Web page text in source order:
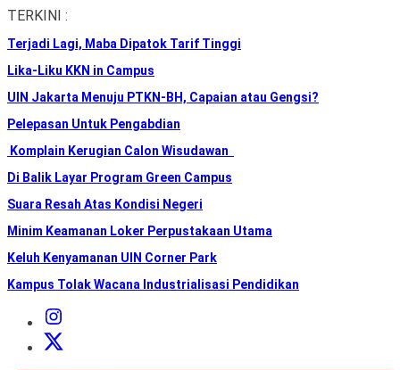
Skip
the
content
TERKINI :
Terjadi Lagi, Maba Dipatok Tarif Tinggi
Lika-Liku KKN in Campus
UIN Jakarta Menuju PTKN-BH, Capaian atau Gengsi?
Pelepasan Untuk Pengabdian
Komplain Kerugian Calon Wisudawan
Di Balik Layar Program Green Campus
Suara Resah Atas Kondisi Negeri
Minim Keamanan Loker Perpustakaan Utama
Keluh Kenyamanan UIN Corner Park
Kampus Tolak Wacana Industrialisasi Pendidikan
Instagram
Institut
X